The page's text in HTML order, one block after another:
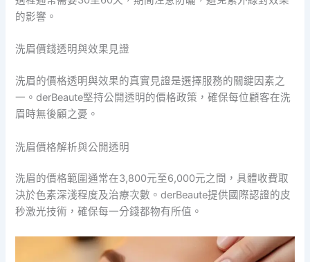
的影響。
洗眉價錢透明與效果見證
洗眉的價格透明與效果的真實見證是選擇服務的關鍵因素之
一。derBeaute堅持公開透明的價格政策，確保每位顧客在洗
眉時無後顧之憂。
洗眉價格解析與公開透明
洗眉的價格範圍通常在3,800元至6,000元之間，具體收費取
決於色素深淺程度及治療次數。derBeaute提供國際認證的皮
秒激光技術，確保每一分錢都物有所值。